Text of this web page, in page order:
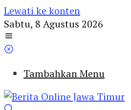
Lewati ke konten
Sabtu, 8 Agustus 2026
Tambahkan Menu